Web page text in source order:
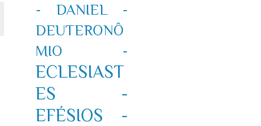
-
DANIEL -
DEUTERONÔ
MIO -
ECLESIAST
ES -
EFÉSIOS -